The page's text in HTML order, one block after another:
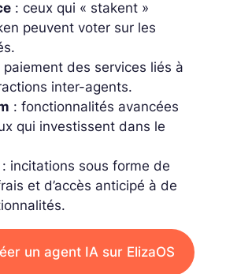
: ceux qui « stakent »
peuvent voter sur les
paiement des services liés à
inter-agents.
: fonctionnalités avancées
qui investissent dans le
: incitations sous forme de
et d’accès anticipé à de
un agent IA sur ElizaOS